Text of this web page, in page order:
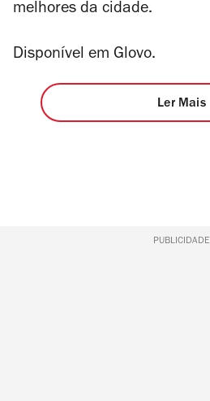
melhores da cidade.
Disponível em Glovo.
Ler Mais
PUBLICIDADE